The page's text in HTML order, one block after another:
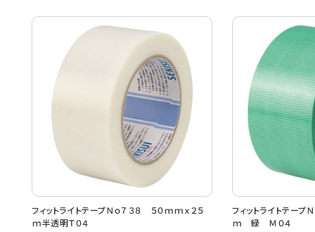
フィットライトテープＮｏ７３８ ５０ｍｍｘ２５
ｍ半透明Ｔ０４
フィットライトテープ
ｍ 緑 Ｍ０４